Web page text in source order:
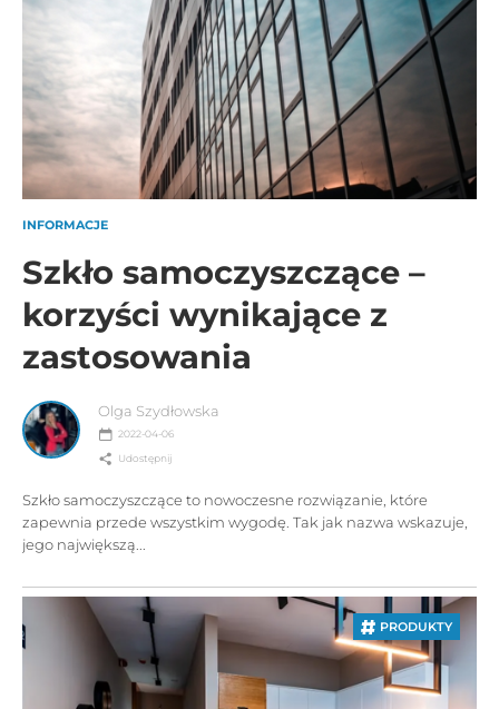
INFORMACJE
Szkło samoczyszczące –
korzyści wynikające z
zastosowania
Olga Szydłowska
2022-04-06
Udostępnij
Szkło samoczyszczące to nowoczesne rozwiązanie, które
zapewnia przede wszystkim wygodę. Tak jak nazwa wskazuje,
jego największą...
PRODUKTY